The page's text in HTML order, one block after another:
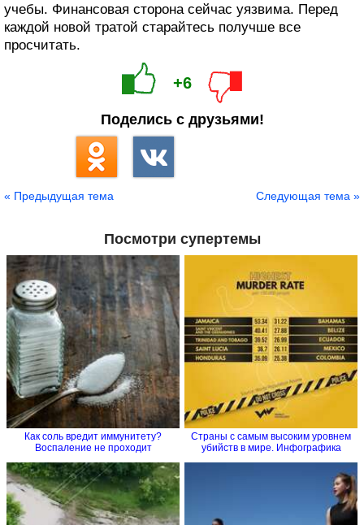
учебы. Финансовая сторона сейчас уязвима. Перед
каждой новой тратой старайтесь получше все
просчитать.
+6
Поделись с друзьями!
« Предыдущая тема Следующая тема »
Посмотри супертемы
Как соль вредит иммунитету?
Воспаление не проходит
Страны с самым высоким уровнем
убийств в мире. Инфографика